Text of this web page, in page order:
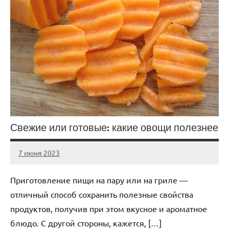
Свежие или готовые: какие овощи полезнее
7 июня 2023
scuralets_ru
Нет
Приготовление пищи на пару или на гриле —
отличный способ сохранить полезные свойства
продуктов, получив при этом вкусное и ароматное
блюдо. С другой стороны, кажется, […]